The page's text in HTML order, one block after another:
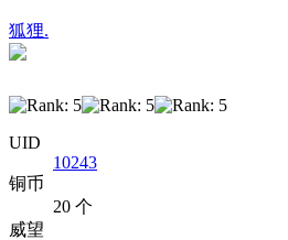
狐狸.
UID
10243
铜币
20 个
威望